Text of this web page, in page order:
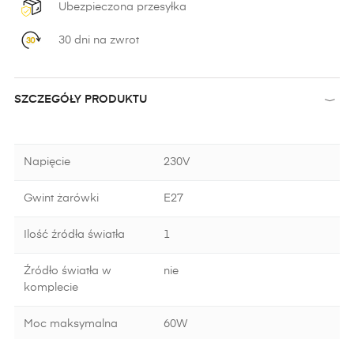
Ubezpieczona przesyłka
30 dni na zwrot
SZCZEGÓŁY PRODUKTU
Napięcie 230V
Gwint żarówki E27
Ilość źródła światła 1
Źródło światła w
komplecie
nie
Moc maksymalna 60W